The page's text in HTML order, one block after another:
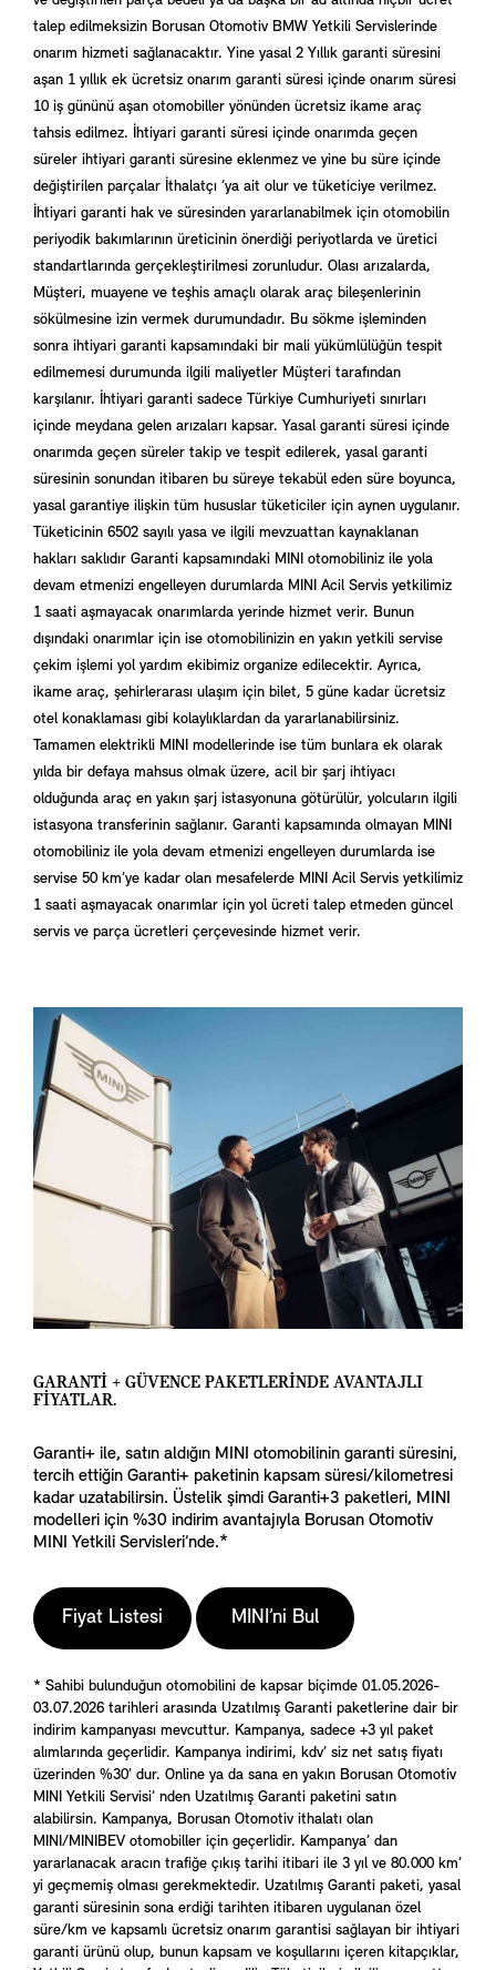
talep edilmeksizin Borusan Otomotiv BMW Yetkili Servislerinde
onarım hizmeti sağlanacaktır. Yine yasal 2 Yıllık garanti süresini
aşan 1 yıllık ek ücretsiz onarım garanti süresi içinde onarım süresi
10 iş gününü aşan otomobiller yönünden ücretsiz ikame araç
tahsis edilmez. İhtiyari garanti süresi içinde onarımda geçen
süreler ihtiyari garanti süresine eklenmez ve yine bu süre içinde
değiştirilen parçalar İthalatçı ’ya ait olur ve tüketiciye verilmez.
İhtiyari garanti hak ve süresinden yararlanabilmek için otomobilin
periyodik bakımlarının üreticinin önerdiği periyotlarda ve üretici
standartlarında gerçekleştirilmesi zorunludur. Olası arızalarda,
Müşteri, muayene ve teşhis amaçlı olarak araç bileşenlerinin
sökülmesine izin vermek durumundadır. Bu sökme işleminden
sonra ihtiyari garanti kapsamındaki bir mali yükümlülüğün tespit
edilmemesi durumunda ilgili maliyetler Müşteri tarafından
karşılanır. İhtiyari garanti sadece Türkiye Cumhuriyeti sınırları
içinde meydana gelen arızaları kapsar. Yasal garanti süresi içinde
onarımda geçen süreler takip ve tespit edilerek, yasal garanti
süresinin sonundan itibaren bu süreye tekabül eden süre boyunca,
yasal garantiye ilişkin tüm hususlar tüketiciler için aynen uygulanır.
Tüketicinin 6502 sayılı yasa ve ilgili mevzuattan kaynaklanan
hakları saklıdır Garanti kapsamındaki MINI otomobiliniz ile yola
devam etmenizi engelleyen durumlarda MINI Acil Servis yetkilimiz
1 saati aşmayacak onarımlarda yerinde hizmet verir. Bunun
dışındaki onarımlar için ise otomobilinizin en yakın yetkili servise
çekim işlemi yol yardım ekibimiz organize edilecektir. Ayrıca,
ikame araç, şehirlerarası ulaşım için bilet, 5 güne kadar ücretsiz
otel konaklaması gibi kolaylıklardan da yararlanabilirsiniz.
Tamamen elektrikli MINI modellerinde ise tüm bunlara ek olarak
yılda bir defaya mahsus olmak üzere, acil bir şarj ihtiyacı
olduğunda araç en yakın şarj istasyonuna götürülür, yolcuların ilgili
istasyona transferinin sağlanır. Garanti kapsamında olmayan MINI
otomobiliniz ile yola devam etmenizi engelleyen durumlarda ise
servise 50 km’ye kadar olan mesafelerde MINI Acil Servis yetkilimiz
1 saati aşmayacak onarımlar için yol ücreti talep etmeden güncel
servis ve parça ücretleri çerçevesinde hizmet verir.
GARANTİ + GÜVENCE PAKETLERİNDE AVANTAJLI
FİYATLAR.
Garanti+ ile, satın aldığın MINI otomobilinin garanti süresini,
tercih ettiğin Garanti+ paketinin kapsam süresi/kilometresi
kadar uzatabilirsin. Üstelik şimdi Garanti+3 paketleri, MINI
modelleri için %30 indirim avantajıyla Borusan Otomotiv
MINI Yetkili Servisleri’nde.*
Fiyat Listesi MINI’ni Bul
* Sahibi bulunduğun otomobilini de kapsar biçimde 01.05.2026-
03.07.2026 tarihleri arasında Uzatılmış Garanti paketlerine dair bir
indirim kampanyası mevcuttur. Kampanya, sadece +3 yıl paket
alımlarında geçerlidir. Kampanya indirimi, kdv’ siz net satış fiyatı
üzerinden %30’ dur. Online ya da sana en yakın Borusan Otomotiv
MINI Yetkili Servisi’ nden Uzatılmış Garanti paketini satın
alabilirsin. Kampanya, Borusan Otomotiv ithalatı olan
MINI/MINIBEV otomobiller için geçerlidir. Kampanya’ dan
yararlanacak aracın trafiğe çıkış tarihi itibari ile 3 yıl ve 80.000 km’
yi geçmemiş olması gerekmektedir. Uzatılmış Garanti paketi, yasal
garanti süresinin sona erdiği tarihten itibaren uygulanan özel
süre/km ve kapsamlı ücretsiz onarım garantisi sağlayan bir ihtiyari
garanti ürünü olup, bunun kapsam ve koşullarını içeren kitapçıklar,